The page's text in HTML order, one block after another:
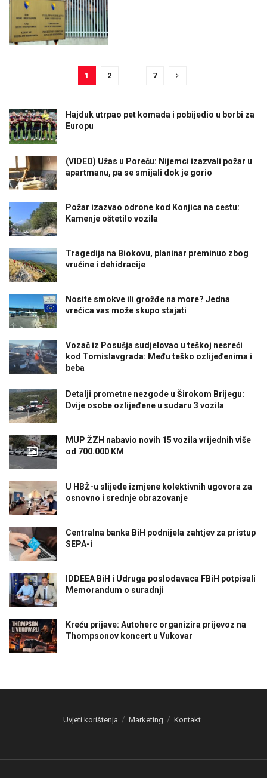
1 2 … 7
Hajduk utrpao pet komada i pobijedio u borbi za
Europu
(VIDEO) Užas u Poreču: Nijemci izazvali požar u
apartmanu, pa se smijali dok je gorio
Požar izazvao odrone kod Konjica na cestu:
Kamenje oštetilo vozila
Tragedija na Biokovu, planinar preminuo zbog
vrućine i dehidracije
Nosite smokve ili grožđe na more? Jedna
vrećica vas može skupo stajati
Vozač iz Posušja sudjelovao u teškoj nesreći
kod Tomislavgrada: Među teško ozlijeđenima i
beba
Detalji prometne nezgode u Širokom Brijegu:
Dvije osobe ozlijeđene u sudaru 3 vozila
MUP ŽZH nabavio novih 15 vozila vrijednih više
od 700.000 KM
U HBŽ-u slijede izmjene kolektivnih ugovora za
osnovno i srednje obrazovanje
Centralna banka BiH podnijela zahtjev za pristup
SEPA-i
IDDEEA BiH i Udruga poslodavaca FBiH potpisali
Memorandum o suradnji
Kreću prijave: Autoherc organizira prijevoz na
Thompsonov koncert u Vukovar
Uvjeti korištenja Marketing Kontakt